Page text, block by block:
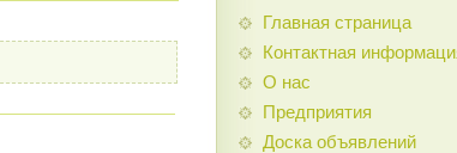
Главная страница
Контактная
О нас
Предприятия
Доска объявлений